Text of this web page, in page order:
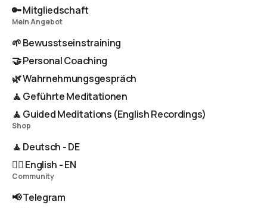
🔑 Mitgliedschaft
Mein Angebot
🌱 Bewusstseinstraining
🤝 Personal Coaching
🌿 Wahrnehmungsgespräch
🧘 Geführte Meditationen
🧘 Guided Meditations (English Recordings)
Shop
🧘 Deutsch - DE
🧘‍♂️ English - EN
Community
📢 Telegram